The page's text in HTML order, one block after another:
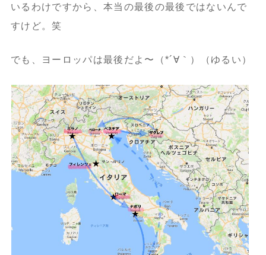
いるわけですから、本当の最後の最後ではないんで
すけど。笑
でも、ヨーロッパは最後だよ〜（*´∀｀）（ゆるい）